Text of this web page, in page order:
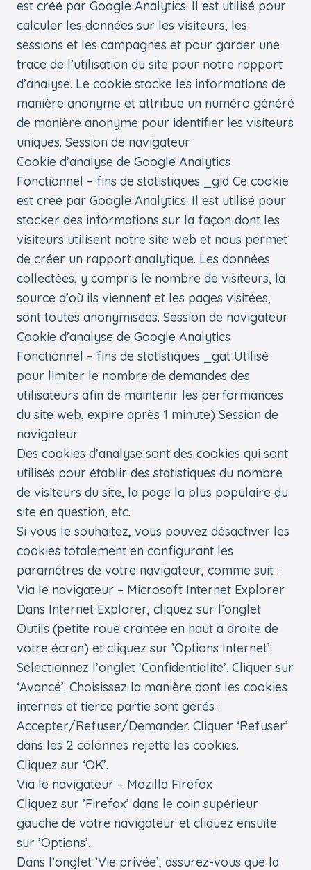
est créé par Google Analytics. Il est utilisé pour
calculer les données sur les visiteurs, les
sessions et les campagnes et pour garder une
trace de l’utilisation du site pour notre rapport
d’analyse. Le cookie stocke les informations de
manière anonyme et attribue un numéro généré
de manière anonyme pour identifier les visiteurs
uniques. Session de navigateur
Cookie d’analyse de Google Analytics
Fonctionnel – fins de statistiques _gid Ce cookie
est créé par Google Analytics. Il est utilisé pour
stocker des informations sur la façon dont les
visiteurs utilisent notre site web et nous permet
de créer un rapport analytique. Les données
collectées, y compris le nombre de visiteurs, la
source d’où ils viennent et les pages visitées,
sont toutes anonymisées. Session de navigateur
Cookie d’analyse de Google Analytics
Fonctionnel – fins de statistiques _gat Utilisé
pour limiter le nombre de demandes des
utilisateurs afin de maintenir les performances
du site web, expire après 1 minute) Session de
navigateur
Des cookies d’analyse sont des cookies qui sont
utilisés pour établir des statistiques du nombre
de visiteurs du site, la page la plus populaire du
site en question, etc.
Si vous le souhaitez, vous pouvez désactiver les
cookies totalement en configurant les
paramètres de votre navigateur, comme suit :
Via le navigateur – Microsoft Internet Explorer
Dans Internet Explorer, cliquez sur l’onglet
Outils (petite roue crantée en haut à droite de
votre écran) et cliquez sur ’Options Internet’.
Sélectionnez l’onglet ’Confidentialité’. Cliquer sur
‘Avancé’. Choisissez la manière dont les cookies
internes et tierce partie sont gérés :
Accepter/Refuser/Demander. Cliquer ‘Refuser’
dans les 2 colonnes rejette les cookies.
Cliquez sur ‘OK’.
Via le navigateur – Mozilla Firefox
Cliquez sur ’Firefox’ dans le coin supérieur
gauche de votre navigateur et cliquez ensuite
sur ’Options’.
Dans l’onglet ’Vie privée’, assurez-vous que la